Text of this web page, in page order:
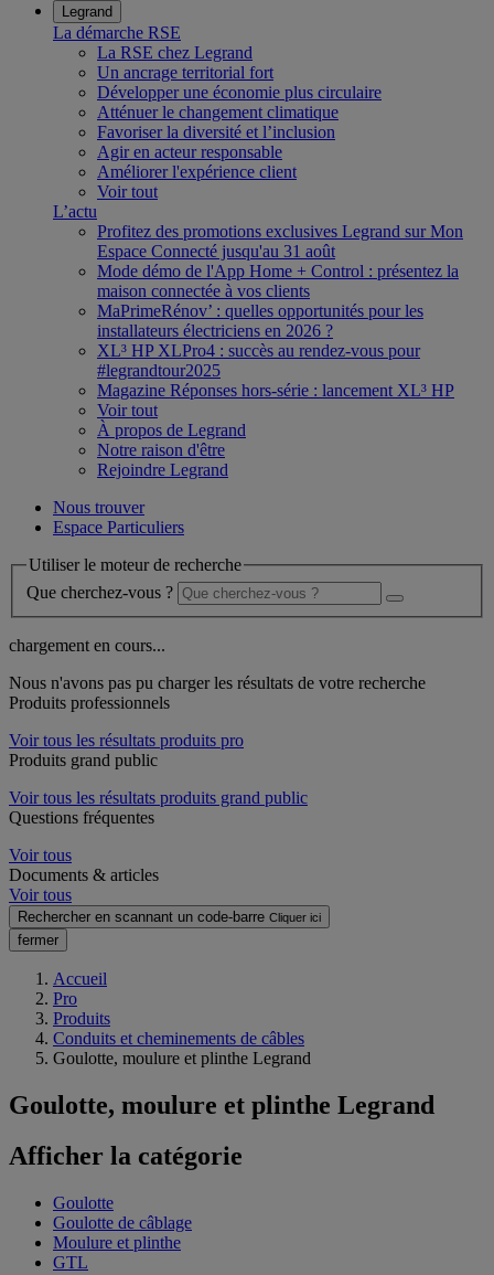
Legrand
La démarche RSE
La RSE chez Legrand
Un ancrage territorial fort
Développer une économie plus circulaire
Atténuer le changement climatique
Favoriser la diversité et l’inclusion
Agir en acteur responsable
Améliorer l'expérience client
Voir tout
L’actu
Profitez des promotions exclusives Legrand sur Mon
Espace Connecté jusqu'au 31 août
Mode démo de l'App Home + Control : présentez la
maison connectée à vos clients
MaPrimeRénov’ : quelles opportunités pour les
installateurs électriciens en 2026 ?
XL³ HP XLPro4 : succès au rendez-vous pour
#legrandtour2025
Magazine Réponses hors-série : lancement XL³ HP
Voir tout
À propos de Legrand
Notre raison d'être
Rejoindre Legrand
Nous trouver
Espace Particuliers
Utiliser le moteur de recherche
Que cherchez-vous ?
chargement en cours...
Nous n'avons pas pu charger les résultats de votre recherche
Produits professionnels
Voir tous les résultats produits pro
Produits grand public
Voir tous les résultats produits grand public
Questions fréquentes
Voir tous
Documents & articles
Voir tous
Rechercher en scannant un code-barre Cliquer ici
fermer
Accueil
Pro
Produits
Conduits et cheminements de câbles
Goulotte, moulure et plinthe Legrand
Goulotte, moulure et plinthe Legrand
Afficher la catégorie
Goulotte
Goulotte de câblage
Moulure et plinthe
GTL